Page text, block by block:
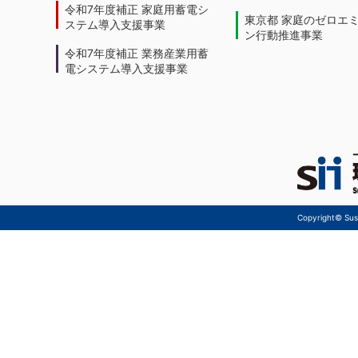
令和7年度補正 家庭用蓄電シ
ステム導入支援事業
令和7年度補正 業務産業用蓄
電システム導入支援事業
東京都 家庭のゼロエ
ン行動推進事業
Copyright©